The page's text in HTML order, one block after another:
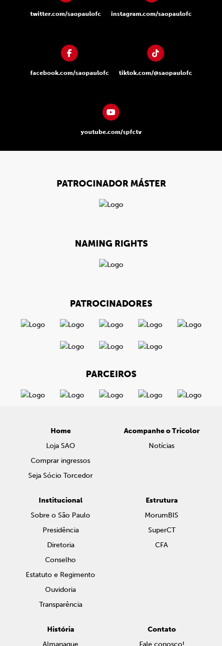
twitter.com/saopaulofc instagram.com/saopaulofc
facebook.com/saopaulofc tiktok.com/@saopaulofc
youtube.com/spfctv
PATROCINADOR MÁSTER
NAMING RIGHTS
PATROCINADORES
PARCEIROS
Home
Loja SAO
Comprar ingressos
Seja Sócio Torcedor
Acompanhe o Tricolor
Notícias
Institucional
Sobre o São Paulo
Presidência
Diretoria
Conselho
Estatuto e Regimento
Ouvidoria
Transparência
Estrutura
MorumBIS
SuperCT
CFA
História
Almanaque
Contato
Fale conosco!